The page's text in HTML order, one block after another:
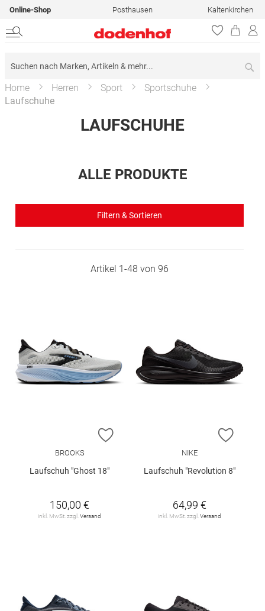
Online-Shop Posthausen Kaltenkirchen
Home Herren Sport
Sportschuhe
Laufschuhe
LAUFSCHUHE
ALLE PRODUKTE
Filtern & Sortieren
Artikel 1-48 von 96
ZUR WUNSCHLISTE HINZUFÜGEN
BROOKS
Laufschuh "Ghost 18"
150,00 €
inkl. MwSt. zzgl. Versand
ZUR
NIKE
Laufschuh "Revolution 8"
64,99 €
inkl. MwSt. zzgl. Versand